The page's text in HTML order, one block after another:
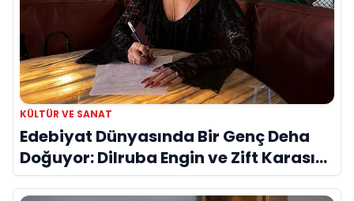
KÜLTÜR VE SANAT
Edebiyat Dünyasında Bir Genç Deha
Doğuyor: Dilruba Engin ve Zift Karası
Evreni ‘AVENOİR’